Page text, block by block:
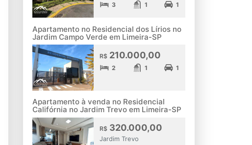
3 1 1
Apartamento no Residencial dos Lírios no
Jardim Campo Verde em Limeira-SP
R$210.000,00
2 1 1
Apartamento à venda no Residencial
Califórnia no Jardim Trevo em Limeira-SP
R$320.000,00
Jardim Trevo